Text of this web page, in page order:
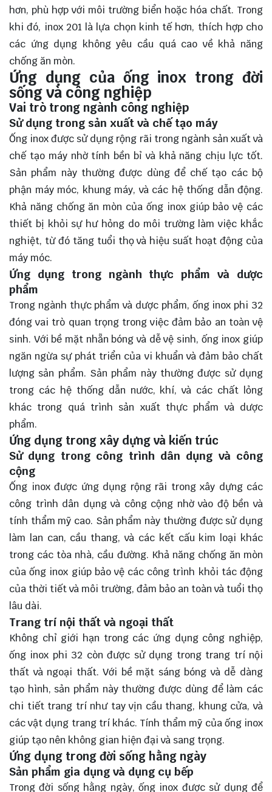
hơn, phù hợp với môi trường biển hoặc hóa chất. Trong
khi đó, inox 201 là lựa chọn kinh tế hơn, thích hợp cho
các ứng dụng không yêu cầu quá cao về khả năng
chống ăn mòn.
Ứng dụng của ống inox trong đời
sống và công nghiệp
Vai trò trong ngành công nghiệp
Sử dụng trong sản xuất và chế tạo máy
Ống inox được sử dụng rộng rãi trong ngành sản xuất và
chế tạo máy nhờ tính bền bỉ và khả năng chịu lực tốt.
Sản phẩm này thường được dùng để chế tạo các bộ
phận máy móc, khung máy, và các hệ thống dẫn động.
Khả năng chống ăn mòn của ống inox giúp bảo vệ các
thiết bị khỏi sự hư hỏng do môi trường làm việc khắc
nghiệt, từ đó tăng tuổi thọ và hiệu suất hoạt động của
máy móc.
Ứng dụng trong ngành thực phẩm và dược
phẩm
Trong ngành thực phẩm và dược phẩm, ống inox phi 32
đóng vai trò quan trọng trong việc đảm bảo an toàn vệ
sinh. Với bề mặt nhẵn bóng và dễ vệ sinh, ống inox giúp
ngăn ngừa sự phát triển của vi khuẩn và đảm bảo chất
lượng sản phẩm. Sản phẩm này thường được sử dụng
trong các hệ thống dẫn nước, khí, và các chất lỏng
khác trong quá trình sản xuất thực phẩm và dược
phẩm.
Ứng dụng trong xây dựng và kiến trúc
Sử dụng trong công trình dân dụng và công
cộng
Ống inox được ứng dụng rộng rãi trong xây dựng các
công trình dân dụng và công cộng nhờ vào độ bền và
tính thẩm mỹ cao. Sản phẩm này thường được sử dụng
làm lan can, cầu thang, và các kết cấu kim loại khác
trong các tòa nhà, cầu đường. Khả năng chống ăn mòn
của ống inox giúp bảo vệ các công trình khỏi tác động
của thời tiết và môi trường, đảm bảo an toàn và tuổi thọ
lâu dài.
Trang trí nội thất và ngoại thất
Không chỉ giới hạn trong các ứng dụng công nghiệp,
ống inox phi 32 còn được sử dụng trong trang trí nội
thất và ngoại thất. Với bề mặt sáng bóng và dễ dàng
tạo hình, sản phẩm này thường được dùng để làm các
chi tiết trang trí như tay vịn cầu thang, khung cửa, và
các vật dụng trang trí khác. Tính thẩm mỹ của ống inox
giúp tạo nên không gian hiện đại và sang trọng.
Ứng dụng trong đời sống hằng ngày
Sản phẩm gia dụng và dụng cụ bếp
Trong đời sống hằng ngày, ống inox được sử dụng để